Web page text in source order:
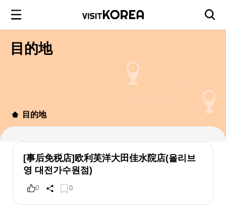
目的地
目的地
[事后免税店]欧利芙洋大田佳水院店(올리브
영 대전가수원점)
0 0